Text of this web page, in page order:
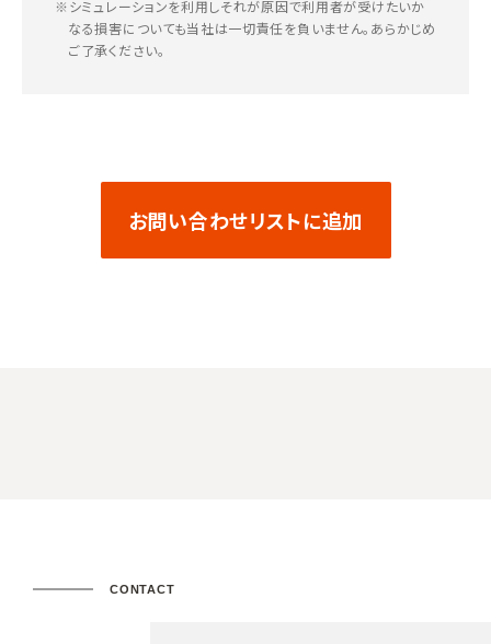
※シミュレーションを利用しそれが原因で利用者が受けたいか
なる損害についても当社は一切責任を負いません。あらかじめ
ご了承ください。
お問い合わせリストに追加
CONTACT